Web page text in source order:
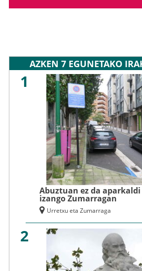
AZKEN 7 EGUNETAKO
1
Abuztuan ez da
izango Zumarragan
Urretxu eta Zumarraga
2